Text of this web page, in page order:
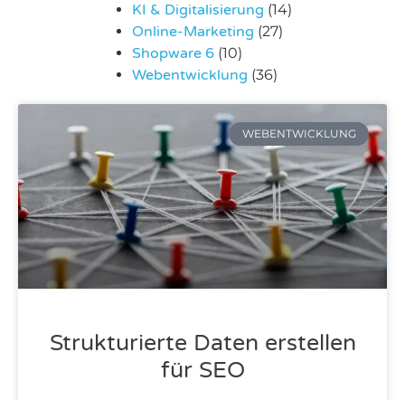
WEBENTWICKLUNG
Strukturierte Daten erstellen
für SEO
KI & Digitalisierung (14)
Online-Marketing (27)
Shopware 6(10)
Webentwicklung (36)